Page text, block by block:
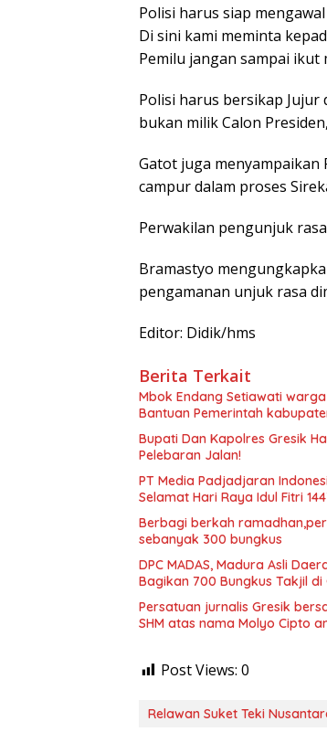
Polisi harus siap
Di sini kami meminta
Pemilu jangan sampai
Polisi harus bersikap
bukan milik Calon
Gatot juga
campur dalam proses
Perwakilan pengunjuk
Bramastyo
pengamanan unjuk rasa
Editor: Didik/hms
Berita Terkait
Mbok Endang Setiawati
Bantuan Pemerintah
​Bupati Dan Kapolres Gresik
Pelebaran Jalan!
PT Media Padjadjaran
Selamat Hari Raya Idul Fitri
Berbagi berkah
sebanyak 300 bungkus
DPC MADAS, Madura Asli
Bagikan 700 Bungkus Takjil
Persatuan jurnalis Gresik
SHM atas nama Molyo Cipto
Post Views: 0
Relawan Suket Teki